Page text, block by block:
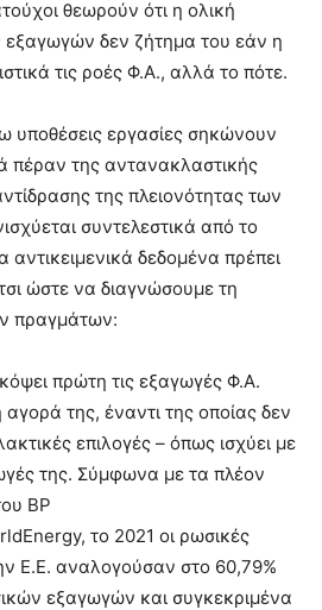
θεωρούν ότι η ολική
δεν ζήτημα του εάν η
τις ροές Φ.Α., αλλά το πότε.
υποθέσεις εργασίες σηκώνουν
πέραν της αντανακλαστικής
της πλειονότητας των
συντελεστικά από το
δεδομένα πρέπει
ώστε να διαγνώσουμε τη
πραγμάτων:
πρώτη τις εξαγωγές Φ.Α.
της, έναντι της οποίας δεν
επιλογές – όπως ισχύει με
της. Σύμφωνα με τα πλέον
BP
το 2021 οι ρωσικές
Ε.Ε. αναλογούσαν στο 60,79%
εξαγωγών και συγκεκριμένα